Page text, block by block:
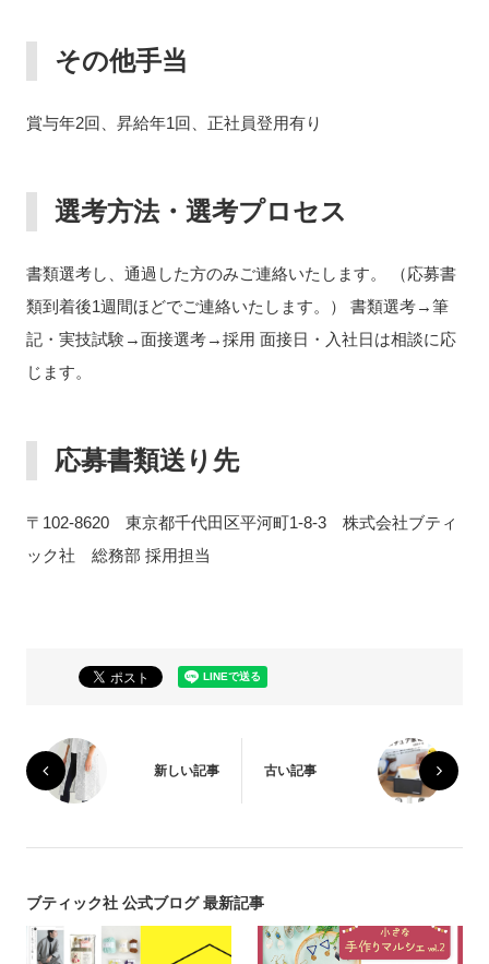
その他手当
賞与年2回、昇給年1回、正社員登用有り
選考方法・選考プロセス
書類選考し、通過した方のみご連絡いたします。 （応募書
類到着後1週間ほどでご連絡いたします。） 書類選考→筆
記・実技試験→面接選考→採用 面接日・入社日は相談に応
じます。
応募書類送り先
〒102-8620 東京都千代田区平河町1-8-3 株式会社ブティ
ック社 総務部 採用担当
新しい記事 古い記事
ブティック社 公式ブログ 最新記事